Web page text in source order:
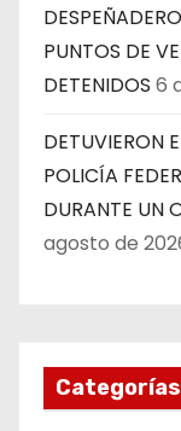
PUNTOS DE
DETENIDOS 6
DETUVIERON
POLICÍA
DURANTE UN
agosto de
Categorías